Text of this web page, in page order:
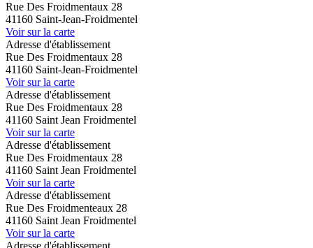
Rue Des Froidmentaux 28
41160 Saint-Jean-Froidmentel
Voir sur la carte
Adresse d'établissement
Rue Des Froidmentaux 28
41160 Saint-Jean-Froidmentel
Voir sur la carte
Adresse d'établissement
Rue Des Froidmentaux 28
41160 Saint Jean Froidmentel
Voir sur la carte
Adresse d'établissement
Rue Des Froidmentaux 28
41160 Saint Jean Froidmentel
Voir sur la carte
Adresse d'établissement
Rue Des Froidmenteaux 28
41160 Saint Jean Froidmentel
Voir sur la carte
Adresse d'établissement